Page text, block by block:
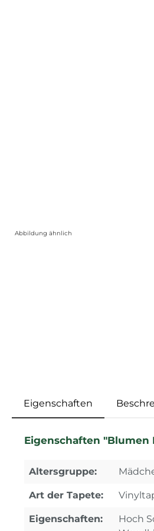
Abbildung ähnlich
Eigenschaften
Eigenschaften "Blumen
Altersgruppe:
Art der Tapete:
Eigenschaften:
Hoch